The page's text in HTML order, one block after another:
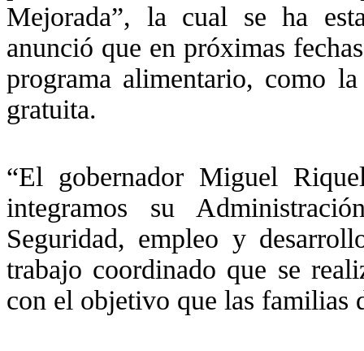
Mejorada”, la cual se ha
anunció que en próximas
programa alimentario, como
gratuita.
“El gobernador Miguel
integramos su
Seguridad, empleo y
trabajo coordinado que se
con el objetivo que las familias